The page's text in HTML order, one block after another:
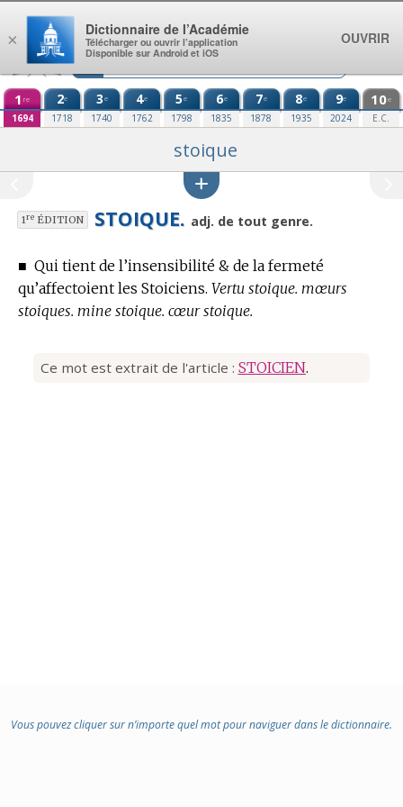
Aller au contenu
1 re
1694
2e
1718
3e
1740
4e
1762
5e
1798
6e
1835
7e
1878
8e
1935
9e
2024
10e
E.C.
stoique
1reÉDITION STOIQUE. adj. de tout genre.
■ Qui tient de l’insensibilité & de la fermeté
qu’affectoient les Stoiciens. Vertu stoique. mœurs
stoiques. mine stoique. cœur stoique.
Ce mot est extrait de l'article : STOICIEN.
Vous pouvez cliquer sur n’importe quel mot pour naviguer dans le dictionnaire.
×
Dictionnaire de l’Académie
Télécharger ou ouvrir l’application
Disponible sur Android et iOS
OUVRIR